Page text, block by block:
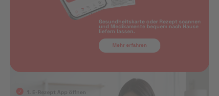
Gesundheitskarte oder Rezept scannen
und Medikamente bequem nach Hause
liefern lassen.
Mehr erfahren
1. E-Rezept App öffnen